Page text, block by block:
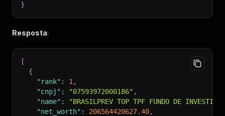
}
Resposta:
[
{
"rank" : 1 ,
"cnpj" : "07593972000186" ,
"name" :
"BRASILPREV TOP TPF FUNDO DE
"net_worth" : 206564420627.40,